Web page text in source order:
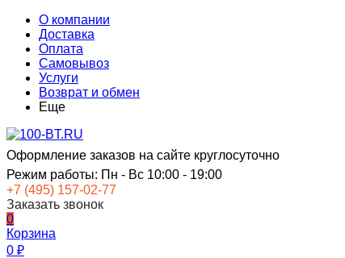
О компании
Доставка
Оплата
Самовывоз
Услуги
Возврат и обмен
Еще
Оформление заказов на сайте круглосуточно
Режим работы: Пн - Вс 10:00 - 19:00
+7 (495) 157-02-77
Заказать звонок
0
Корзина
0 ₽